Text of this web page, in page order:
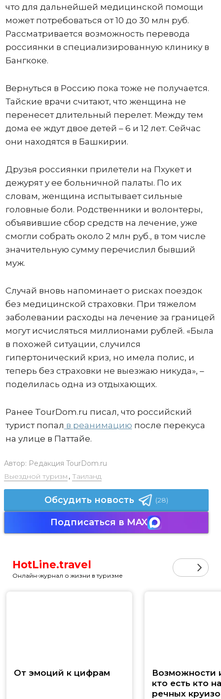
что для дальнейшей медицинской помощи
может потребоваться от 10 до 30 млн руб.
Рассматривается возможность перевода
россиянки в специализированную клинику в
Бангкоке.
Вернуться в Россию пока тоже не получается.
Тайские врачи считают, что женщина не
перенесет длительный перелет. Между тем
дома ее ждут двое детей – 6 и 12 лет. Сейчас
они находятся в Башкирии.
Друзья россиянки прилетели на Пхукет и
дежурят у ее больничной палаты. По их
словам, женщина испытывает сильные
головные боли. Родственники и волонтеры,
объявившие сбор средств на лечение, уже
смогли собрать около 2 млн руб., в том числе
значительную сумму перечислил бывший
муж.
Случай вновь напоминает о рисках поездок
без медицинской страховки. При тяжелом
заболевании расходы на лечение за границей
могут исчисляться миллионами рублей. «Была
в похожей ситуации, случился
гипертонический криз, но имела полис, и
теперь без страховки не выезжаю никуда», –
поделилась одна из отдыхающих.
Ранее TourDom.ru писал, что российский
турист попал в реанимацию после перекуса
на улице в Паттайе.
Автор: Редакция TourDom.ru
Выездной туризм , Таиланд
Обсудить новость (28)
Подписаться в MAX
HotLine.travel
Онлайн-журнал о жизни в туризме
От эмоций к цифрам
Возможности
кто есть кто
речных